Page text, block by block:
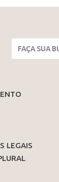
LEGAIS